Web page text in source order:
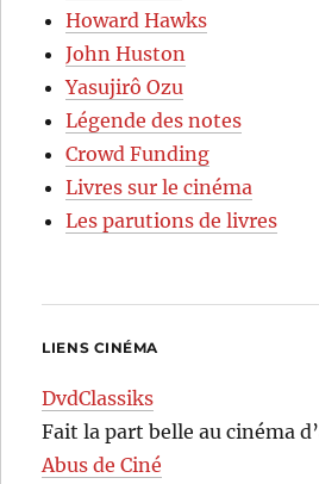
Howard Hawks
John Huston
Yasujirô Ozu
Légende des notes
Crowd Funding
Livres sur le cinéma
Les parutions de livres
LIENS CINÉMA
DvdClassiks
Fait la part belle au cinéma
Abus de Ciné